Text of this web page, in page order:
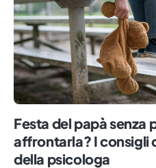
Festa del papà senza
affrontarla? I consigli
della psicologa